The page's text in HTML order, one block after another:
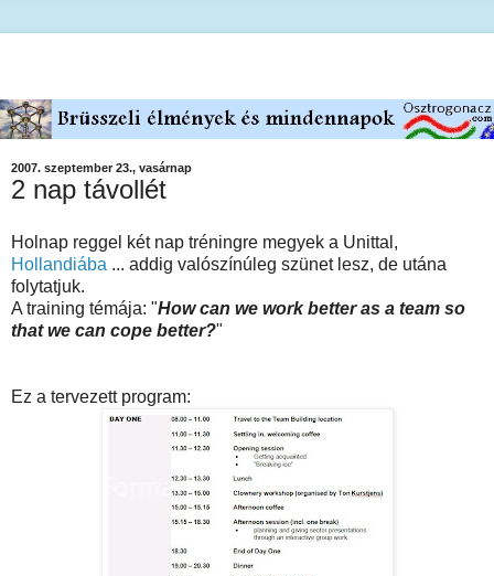
2007. szeptember 23., vasárnap
2 nap távollét
Holnap reggel két nap tréningre megyek a Unittal,
Hollandiába ... addig valószínúleg szünet lesz, de utána
folytatjuk.
A training témája: "How can we work better as a team so
that we can cope better?"
Ez a tervezett program: